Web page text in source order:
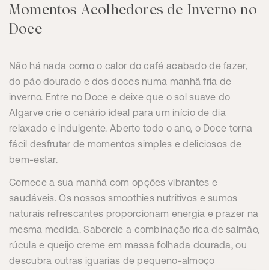
Momentos Acolhedores de Inverno no
Doce
Não há nada como o calor do café acabado de fazer,
do pão dourado e dos doces numa manhã fria de
inverno. Entre no Doce e deixe que o sol suave do
Algarve crie o cenário ideal para um início de dia
relaxado e indulgente. Aberto todo o ano, o Doce torna
fácil desfrutar de momentos simples e deliciosos de
bem-estar.
Comece a sua manhã com opções vibrantes e
saudáveis. Os nossos smoothies nutritivos e sumos
naturais refrescantes proporcionam energia e prazer na
mesma medida. Saboreie a combinação rica de salmão,
rúcula e queijo creme em massa folhada dourada, ou
descubra outras iguarias de pequeno-almoço